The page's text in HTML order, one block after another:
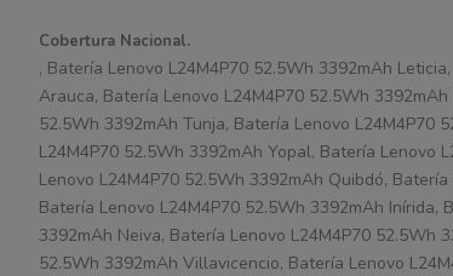
Cobertura Nacional.
, Batería Lenovo L24M4P70 52.5Wh 3392mAh
Arauca, Batería Lenovo L24M4P70 52.5Wh
52.5Wh 3392mAh Tunja, Batería Lenovo L24M4P70
L24M4P70 52.5Wh 3392mAh Yopal, Batería Lenovo
Lenovo L24M4P70 52.5Wh 3392mAh Quibdó,
Batería Lenovo L24M4P70 52.5Wh 3392mAh Inírida,
3392mAh Neiva, Batería Lenovo L24M4P70 52.5Wh
52.5Wh 3392mAh Villavicencio, Batería Lenovo